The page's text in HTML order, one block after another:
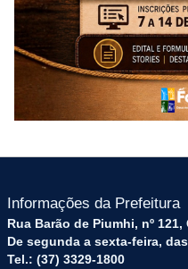
Informações da Prefeitura
Rua Barão de Piumhi, nº
De segunda a sexta-feira,
Tel.: (37) 3329-1800